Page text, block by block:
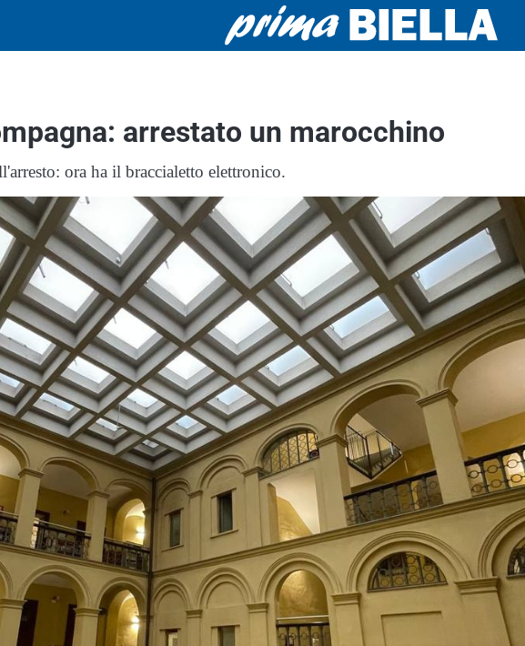
arrestato un marocchino
ora ha il braccialetto elettronico.